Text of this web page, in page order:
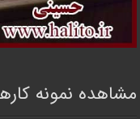
مشاهده نمونه